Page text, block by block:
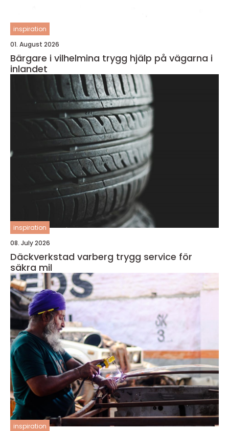
inspiration
01. August 2026
Bärgare i vilhelmina trygg hjälp på vägarna i
inlandet
inspiration
08. July 2026
Däckverkstad varberg trygg service för
säkra mil
inspiration